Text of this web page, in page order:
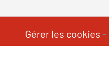
Gérer les cookies -